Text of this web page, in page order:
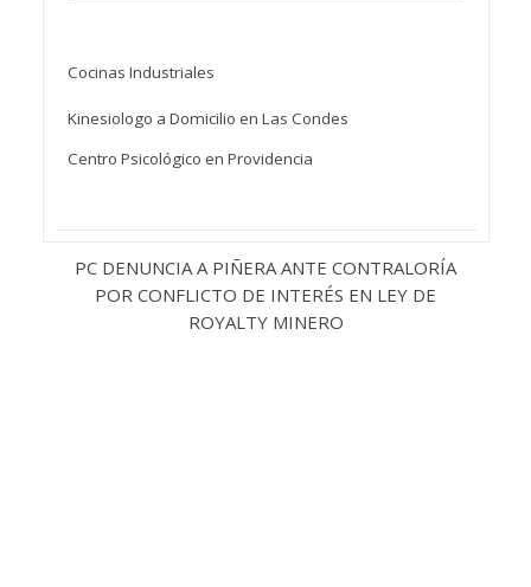
Cocinas Industriales
Kinesiologo a Domicilio en Las Condes
Centro Psicológico en Providencia
PC DENUNCIA A PIÑERA ANTE CONTRALORÍA
POR CONFLICTO DE INTERÉS EN LEY DE
ROYALTY MINERO